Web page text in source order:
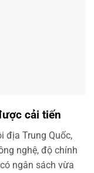
cải tiến
địa Trung Quốc,
nghệ, độ chính
ngân sách vừa